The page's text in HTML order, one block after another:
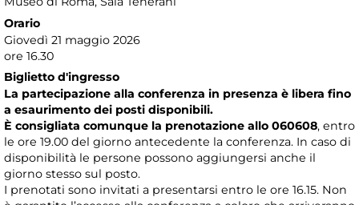
Orario
Giovedì 21 maggio 2026
ore 16.30
Biglietto d'ingresso
La partecipazione alla conferenza in presenza è libera fino
a esaurimento dei posti disponibili.
È consigliata comunque la prenotazione allo 060608, entro
le ore 19.00 del giorno antecedente la conferenza. In caso di
disponibilità le persone possono aggiungersi anche il
giorno stesso sul posto.
I prenotati sono invitati a presentarsi entro le ore 16.15. Non